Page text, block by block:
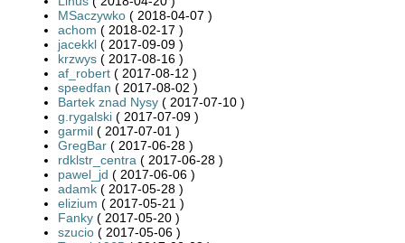
MSaczywko ( 2018-04-07 )
achom ( 2018-02-17 )
jacekkl ( 2017-09-09 )
krzwys ( 2017-08-16 )
af_robert ( 2017-08-12 )
speedfan ( 2017-08-02 )
Bartek znad Nysy ( 2017-07-10 )
g.rygalski ( 2017-07-09 )
garmil ( 2017-07-01 )
GregBar ( 2017-06-28 )
rdklstr_centra ( 2017-06-28 )
pawel_jd ( 2017-06-06 )
adamk ( 2017-05-28 )
elizium ( 2017-05-21 )
Fanky ( 2017-05-20 )
szucio ( 2017-05-06 )